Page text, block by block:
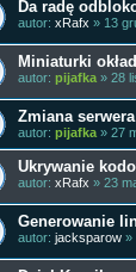
Da radę
autor: xRafx » 13
Miniaturki
autor: pijafka » 28
Zmiana serwera
autor: pijafka » 27
Ukrywanie
autor: xRafx » 23
Generowanie
autor: jacksparow »